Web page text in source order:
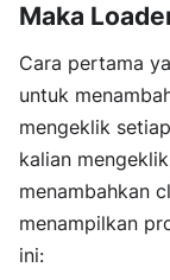
Maka
Cara pertama
untuk
mengeklik
kalian
menambahkan
menampilkan
ini: